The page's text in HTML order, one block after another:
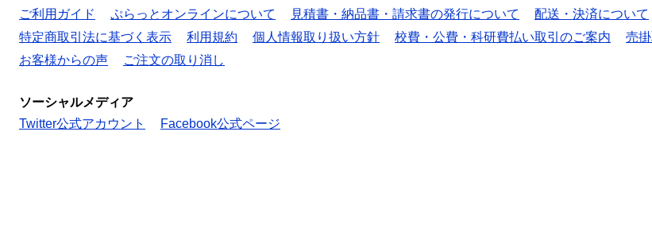
ご利用ガイド
ぷらっとオンラインについて 見積書・納品書・請求書の発行について 配送・決済について
特定商取引法に基づく表示
利用規約 個人情報取り扱い方針 校費・公費・科研費払い取引のご案内 売
お客様からの声
ご注文の取り消し
ソーシャルメディア
Twitter公式アカウント
Facebook公式ページ